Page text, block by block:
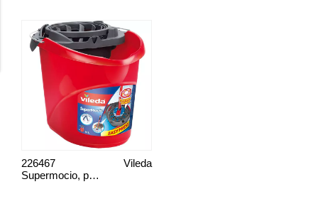
Supermocio, plus spann
Vileda
226467